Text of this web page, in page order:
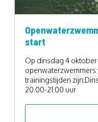
start
Op dinsdag 4
openwaterzwemmers
trainingstijden
20.00-21.00 uur